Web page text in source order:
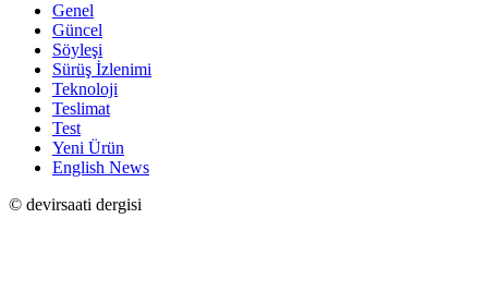
Genel
Güncel
Söyleşi
Sürüş İzlenimi
Teknoloji
Teslimat
Test
Yeni Ürün
English News
© devirsaati dergisi